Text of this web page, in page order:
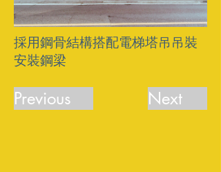
採用鋼骨結構搭配電梯塔吊吊裝
安裝鋼梁
Previous Next